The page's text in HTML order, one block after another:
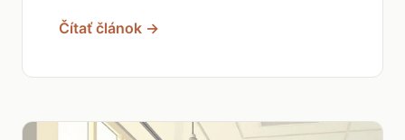
Čítať článok →